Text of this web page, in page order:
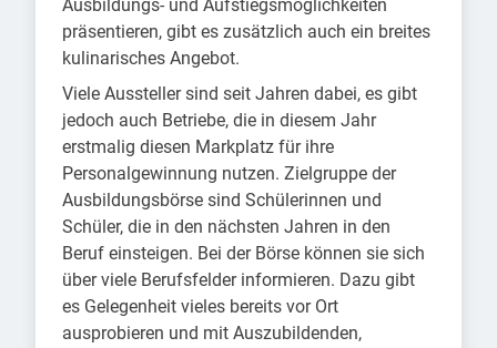
Ausbildungs- und Aufstiegsmöglichkeiten
präsentieren, gibt es zusätzlich auch ein breites
kulinarisches Angebot.
Viele Aussteller sind seit Jahren dabei, es gibt
jedoch auch Betriebe, die in diesem Jahr
erstmalig diesen Markplatz für ihre
Personalgewinnung nutzen. Zielgruppe der
Ausbildungsbörse sind Schülerinnen und
Schüler, die in den nächsten Jahren in den
Beruf einsteigen. Bei der Börse können sie sich
über viele Berufsfelder informieren. Dazu gibt
es Gelegenheit vieles bereits vor Ort
ausprobieren und mit Auszubildenden,